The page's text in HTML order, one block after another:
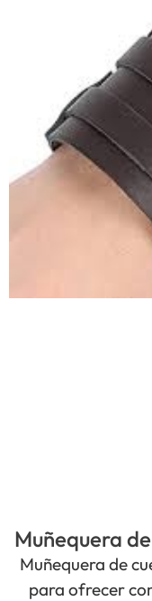
Muñequera
Muñequera de
para ofrecer